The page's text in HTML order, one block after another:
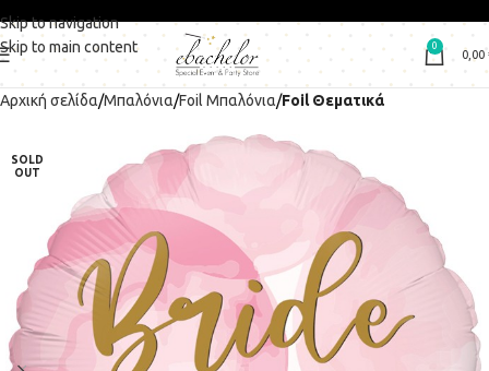
Skip to navigation
Skip to main content
0
0,00
Αρχική σελίδα Μπαλόνια Foil Μπαλόνια Foil Θεματικά
SOLD
OUT